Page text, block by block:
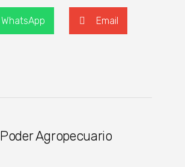
WhatsApp Email
Poder Agropecuario